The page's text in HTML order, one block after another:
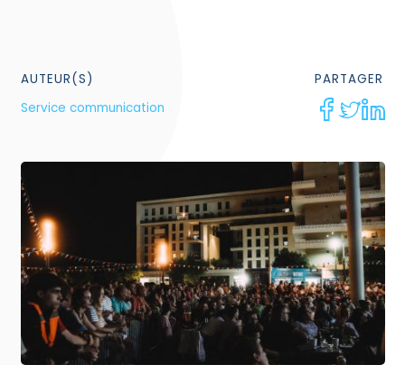
AUTEUR(S)
Service communication
PARTAGER